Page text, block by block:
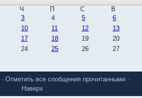
Ч П С
В
3 4 5
6
10 11 12
13
17 18 19
20
24 25 26
27
· Отметить все сообщения прочитанными ·
Наверх